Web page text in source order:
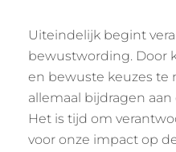
Uiteindelijk begint
bewustwording. Door
en bewuste keuzes te
allemaal bijdragen
Het is tijd om
voor onze impact op